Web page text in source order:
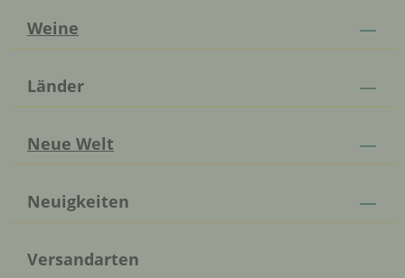
Weine
Länder
Neue Welt
Neuigkeiten
Versandarten